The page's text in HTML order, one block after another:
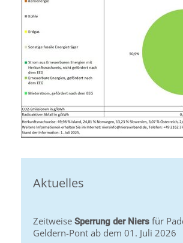
Aktuelles
Zeitweise Sperrung der Niers für
Geldern-Pont ab dem 01. Juli 2026